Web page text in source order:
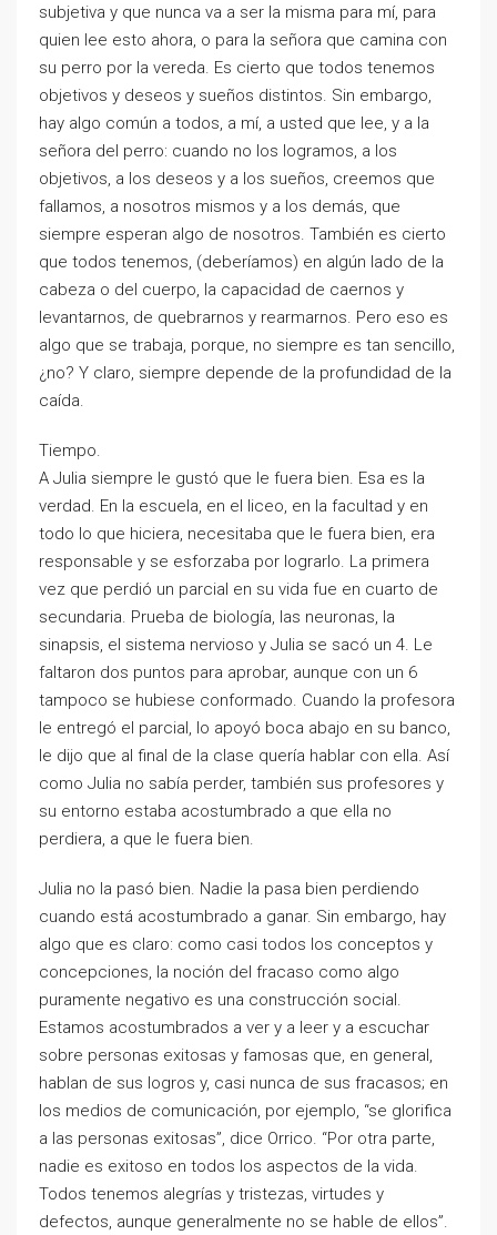
subjetiva y que nunca va a ser la misma para mí, para
quien lee esto ahora, o para la señora que camina con
su perro por la vereda. Es cierto que todos tenemos
objetivos y deseos y sueños distintos. Sin embargo,
hay algo común a todos, a mí, a usted que lee, y a la
señora del perro: cuando no los logramos, a los
objetivos, a los deseos y a los sueños, creemos que
fallamos, a nosotros mismos y a los demás, que
siempre esperan algo de nosotros. También es cierto
que todos tenemos, (deberíamos) en algún lado de la
cabeza o del cuerpo, la capacidad de caernos y
levantarnos, de quebrarnos y rearmarnos. Pero eso es
algo que se trabaja, porque, no siempre es tan sencillo,
¿no? Y claro, siempre depende de la profundidad de la
caída.
Tiempo.
A Julia siempre le gustó que le fuera bien. Esa es la
verdad. En la escuela, en el liceo, en la facultad y en
todo lo que hiciera, necesitaba que le fuera bien, era
responsable y se esforzaba por lograrlo. La primera
vez que perdió un parcial en su vida fue en cuarto de
secundaria. Prueba de biología, las neuronas, la
sinapsis, el sistema nervioso y Julia se sacó un 4. Le
faltaron dos puntos para aprobar, aunque con un 6
tampoco se hubiese conformado. Cuando la profesora
le entregó el parcial, lo apoyó boca abajo en su banco,
le dijo que al final de la clase quería hablar con ella. Así
como Julia no sabía perder, también sus profesores y
su entorno estaba acostumbrado a que ella no
perdiera, a que le fuera bien.
Julia no la pasó bien. Nadie la pasa bien perdiendo
cuando está acostumbrado a ganar. Sin embargo, hay
algo que es claro: como casi todos los conceptos y
concepciones, la noción del fracaso como algo
puramente negativo es una construcción social.
Estamos acostumbrados a ver y a leer y a escuchar
sobre personas exitosas y famosas que, en general,
hablan de sus logros y, casi nunca de sus fracasos; en
los medios de comunicación, por ejemplo, “se glorifica
a las personas exitosas”, dice Orrico. “Por otra parte,
nadie es exitoso en todos los aspectos de la vida.
Todos tenemos alegrías y tristezas, virtudes y
defectos, aunque generalmente no se hable de ellos”.